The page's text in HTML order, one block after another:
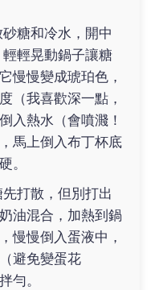
糖和冷水，開中
輕輕晃動鍋子讓糖
慢慢變成琥珀色，
（我喜歡深一點，
入熱水（會噴濺！
馬上倒入布丁杯底
。
打散，但別打出
油混合，加熱到鍋
慢慢倒入蛋液中，
避免變蛋花
勻。